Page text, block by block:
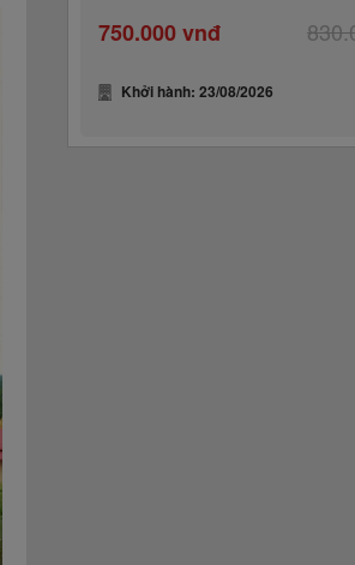
750.000 vnđ
Khởi hành: 23/08/2026